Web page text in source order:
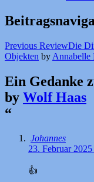
Previous ReviewDie
Objekten by Annabelle
Ein Gedanke
by Wolf Haas
“
Johannes
23. Februar
👍